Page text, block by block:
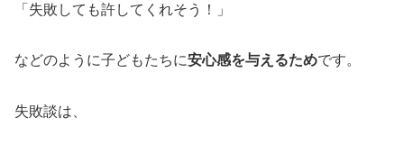
「失敗しても許してくれそう！」
などのように子どもたちに安心感を与えるためです。
失敗談は、